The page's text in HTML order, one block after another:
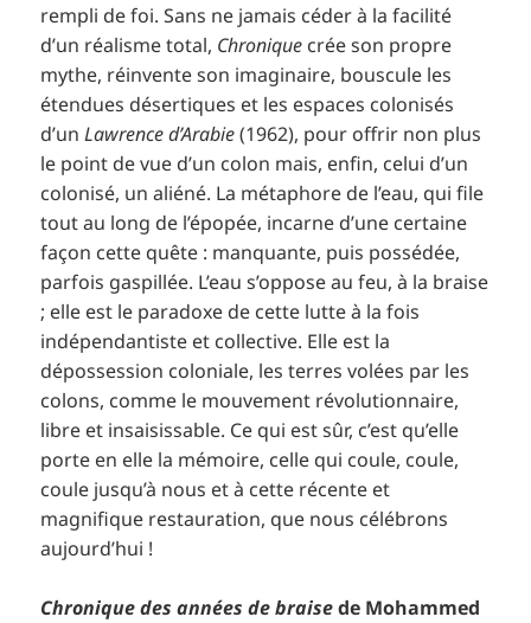
rempli de foi. Sans ne jamais céder à la facilité
d’un réalisme total, Chronique crée son propre
mythe, réinvente son imaginaire, bouscule les
étendues désertiques et les espaces colonisés
d’unLawrence d’Arabie(1962), pour offrir non plus
le point de vue d’un colon mais, enfin, celui d’un
colonisé, un aliéné. La métaphore de l’eau, qui file
tout au long de l’épopée, incarne d’une certaine
façon cette quête : manquante, puis possédée,
parfois gaspillée. L’eau s’oppose au feu, à la braise
; elle est le paradoxe de cette lutte à la fois
indépendantiste et collective. Elle est la
dépossession coloniale, les terres volées par les
colons, comme le mouvement révolutionnaire,
libre et insaisissable. Ce qui est sûr, c’est qu’elle
porte en elle la mémoire, celle qui coule, coule,
coule jusqu’à nous et à cette récente et
magnifique restauration, que nous célébrons
aujourd’hui !
Chronique des années de braisede Mohammed